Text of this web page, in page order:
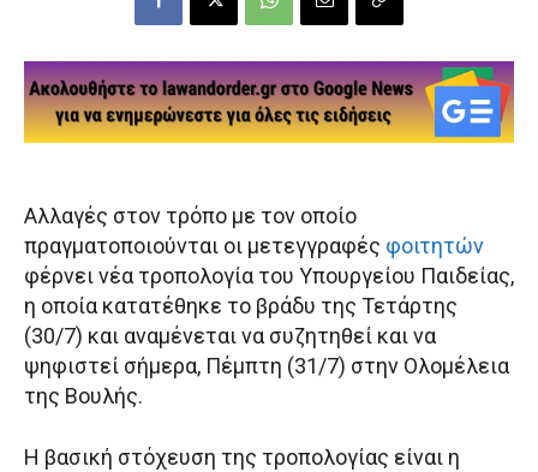
Αλλαγές στον τρόπο με τον οποίο
πραγματοποιούνται οι μετεγγραφές φοιτητών
φέρνει νέα τροπολογία του Υπουργείου Παιδείας,
η οποία κατατέθηκε το βράδυ της Τετάρτης
(30/7) και αναμένεται να συζητηθεί και να
ψηφιστεί σήμερα, Πέμπτη (31/7) στην Ολομέλεια
της Βουλής.
Η βασική στόχευση της τροπολογίας είναι η